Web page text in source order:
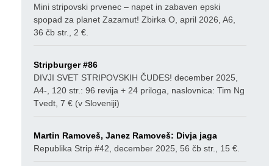
Mini stripovski prvenec – napet in zabaven epski
spopad za planet Zazamut! Zbirka O, april 2026, A6,
36 čb str., 2 €.
Stripburger #86
DIVJI SVET STRIPOVSKIH ČUDES! december 2025,
A4-, 120 str.: 96 revija + 24 priloga, naslovnica: Tim Ng
Tvedt, 7 € (v Sloveniji)
Martin Ramoveš, Janez Ramoveš: Divja jaga
Republika Strip #42, december 2025, 56 čb str., 15 €.